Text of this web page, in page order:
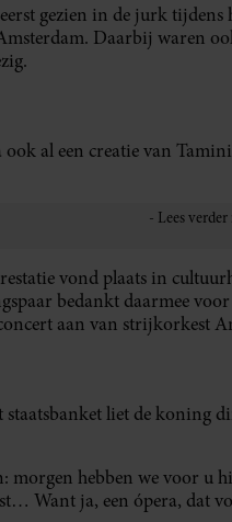
gezien in de jurk tijdens
Daarbij waren
al een creatie van
vond plaats in
bedankt daarmee
aan van strijkorkest
liet de koning
morgen hebben we voor u
Want ja, een ópera, dat